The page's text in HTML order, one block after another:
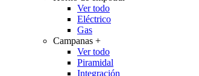
Ver todo
Eléctrico
Gas
Campanas +
Ver todo
Piramidal
Integración